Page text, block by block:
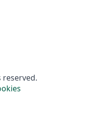
reserved.